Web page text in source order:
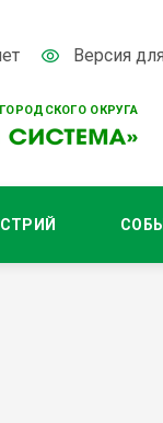
ОКРУГА
Версия